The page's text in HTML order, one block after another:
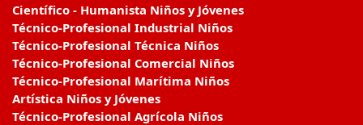
Científico - Humanista Niños y Jóvenes
Técnico-Profesional Industrial Niños
Técnico-Profesional Técnica Niños
Técnico-Profesional Comercial Niños
Técnico-Profesional Marítima Niños
Artística Niños y Jóvenes
Técnico-Profesional Agrícola Niños